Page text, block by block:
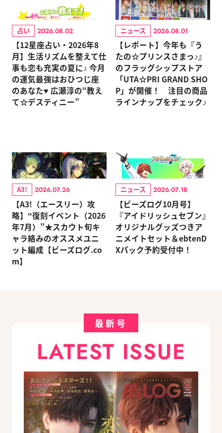
占い 2026.08.02
【12星座占い・2026年8
月】生活リズムを整えて仕
事も恋も充実の夏に♪ 今月
の運気最強はおひつじ座
のあなた♥ 広瀬淳の“教え
て☆デスティニー”
ニュース 2026.08.01
【レポート】今年も『う
たの☆プリンスさまっ♪』
のフラッグシップストア
「UTA☆PRI GRAND SHO
P」が開催！ 注目の商品
ラインナップをチェック♪
A3! 2026.07.26
【A3!（エースリー）攻
略】“復刻イベント（2026
年7月）”★スカウト旬キ
ャラ絡みのオススメユニ
ット編成【ビーズログ.co
m】
ニュース 2026.07.18
【ビーズログ10月号】
『アイドリッシュセブン』
オリジナルグッズつきア
ニメイトセット＆ebtenD
Xパック予約受付中！
最新号
LATEST ISSUE